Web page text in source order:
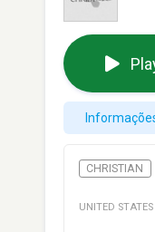
CHRISTIAN
UNITED STATES